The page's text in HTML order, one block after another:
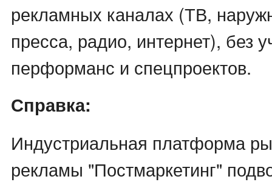
рекламных каналах (ТВ,
пресса, радио, интернет), без
перформанс и спецпроектов.
Справка:
Индустриальная платформа
рекламы "Постмаркетинг"